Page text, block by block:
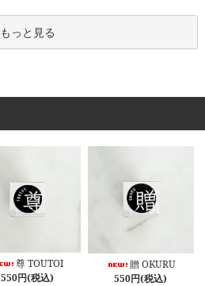
もっと見る
尊 TOUTOI
550円(税込)
贈 OKURU
550円(税込)